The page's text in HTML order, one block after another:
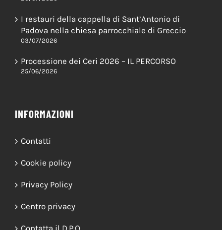
20/07/2026
I restauri della cappella di Sant’Antonio di
03/07/2026
INFORMAZIONI
Contatti
Cookie policy
Privacy Policy